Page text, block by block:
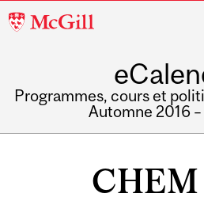
McGill
Programmes, cours et
Automne 2016
CHEM